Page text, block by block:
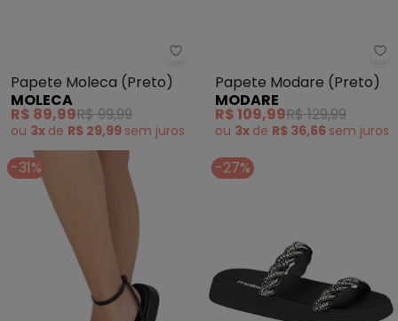
Moleca - Papete Moleca
Papete Moleca (Preto)
MOLECA
R$ 89,99R$ 99,99
ou 3x de R$ 29,99 sem juros
Papete Modare (Preto)
MODARE
R$ 109,99R$ 129,99
ou 3x de R$ 36,66 sem juros
-31% -27%